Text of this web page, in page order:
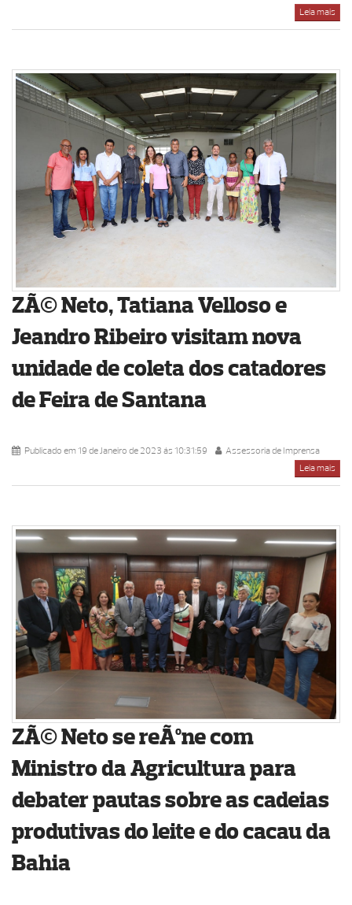
Leia mais
ZÃ© Neto, Tatiana Velloso e
Jeandro Ribeiro visitam nova
unidade de coleta dos catadores
de Feira de Santana
Publicado em 19 de Janeiro de 2023 ás 10:31:59
Assessoria de Imprensa
Leia mais
ZÃ© Neto se reÃºne com
Ministro da Agricultura para
debater pautas sobre as cadeias
produtivas do leite e do cacau da
Bahia